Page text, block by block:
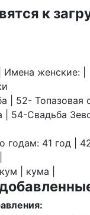
к
женские: |
| 52- Топазовая
| 54-Свадьба
годам: 41 год |
| кума |